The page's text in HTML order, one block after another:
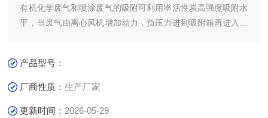
有机化学废气和喷涂废气的吸附可利用率活性炭高强度吸附水
平，当废气由离心风机增加动力，负压力进到吸附箱再进入活
产品型号：
厂商性质：生产厂家
更新时间： 2026-05-29